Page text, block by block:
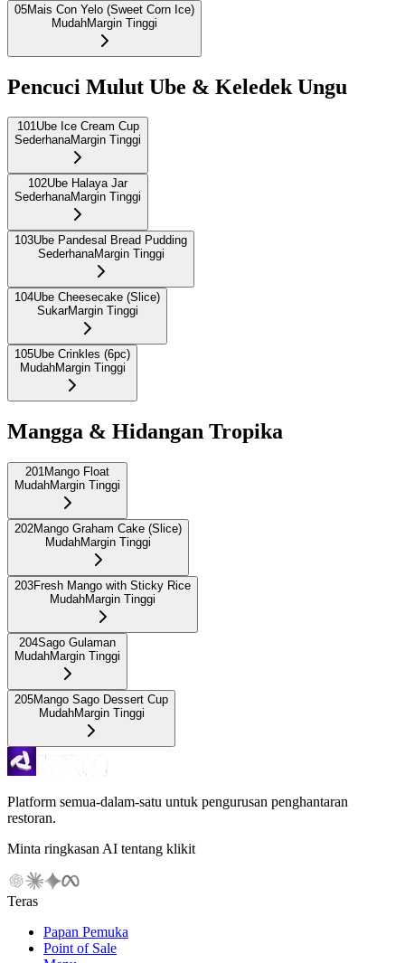
05Mais Con Yelo (Sweet Corn Ice)
MudahMargin Tinggi
Pencuci Mulut Ube & Keledek Ungu
101Ube Ice Cream Cup
SederhanaMargin Tinggi
102Ube Halaya Jar
SederhanaMargin Tinggi
103Ube Pandesal Bread Pudding
SederhanaMargin Tinggi
104Ube Cheesecake (Slice)
SukarMargin Tinggi
105Ube Crinkles (6pc)
MudahMargin Tinggi
Mangga & Hidangan Tropika
201Mango Float
MudahMargin Tinggi
202Mango Graham Cake (Slice)
MudahMargin Tinggi
203Fresh Mango with Sticky Rice
MudahMargin Tinggi
204Sago Gulaman
MudahMargin Tinggi
205Mango Sago Dessert Cup
MudahMargin Tinggi
Platform semua-dalam-satu untuk pengurusan penghantaran
restoran.
Minta ringkasan AI tentang klikit
Teras
Papan Pemuka
Point of Sale